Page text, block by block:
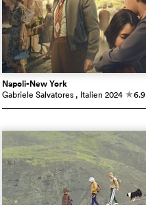
Napoli-New York
Gabriele Salvatores , Italien 2024 c6.9